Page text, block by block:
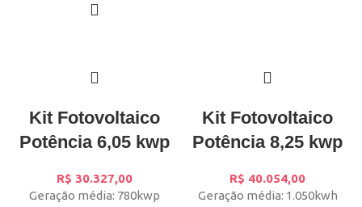
Kit Fotovoltaico
Potência 6,05 kwp
R$ 30.327,00
Geração média: 780kwp
Kit Fotovoltaico
Potência 8,25 kwp
R$ 40.054,00
Geração média: 1.050kwh